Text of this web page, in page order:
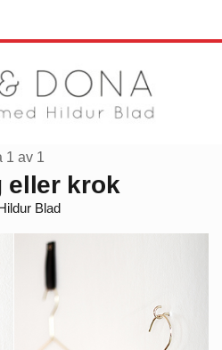
1 av 1
eller krok
Hildur Blad